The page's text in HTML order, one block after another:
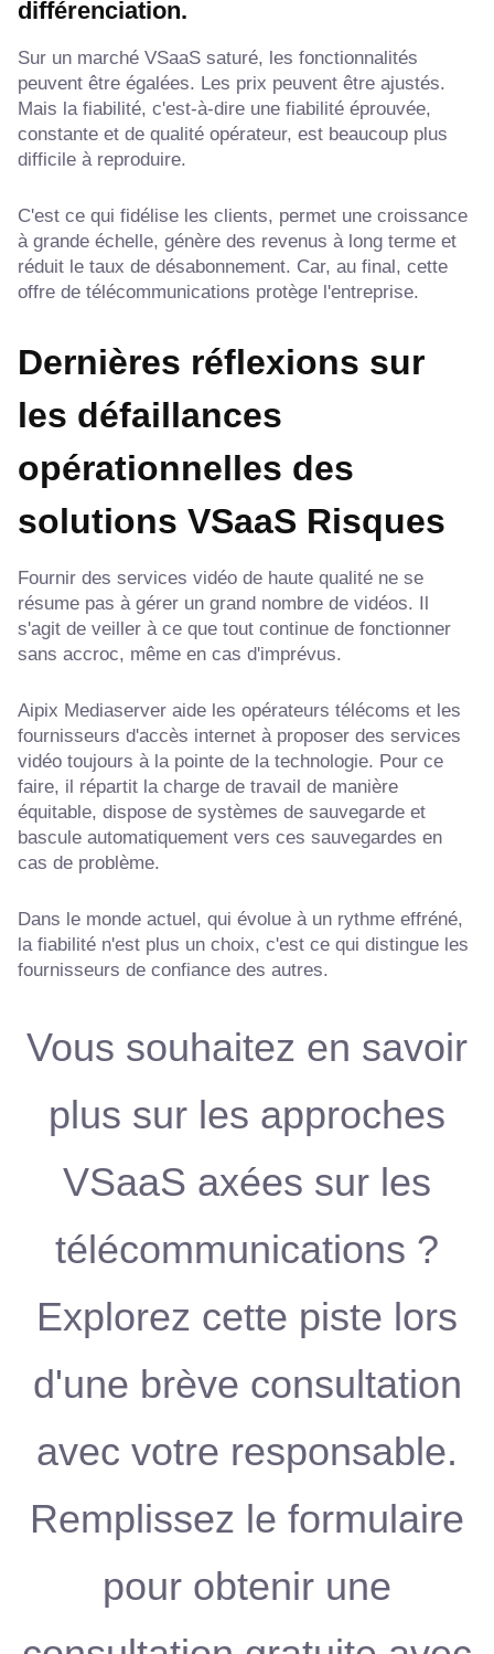
différenciation.
Sur un marché VSaaS saturé, les fonctionnalités
peuvent être égalées. Les prix peuvent être ajustés.
Mais la fiabilité, c'est-à-dire une fiabilité éprouvée,
constante et de qualité opérateur, est beaucoup plus
difficile à reproduire.
C'est ce qui fidélise les clients, permet une croissance
à grande échelle, génère des revenus à long terme et
réduit le taux de désabonnement. Car, au final, cette
offre de télécommunications protège l'entreprise.
Dernières réflexions sur
les défaillances
opérationnelles des
solutions VSaaS Risques
Fournir des services vidéo de haute qualité ne se
résume pas à gérer un grand nombre de vidéos. Il
s'agit de veiller à ce que tout continue de fonctionner
sans accroc, même en cas d'imprévus.
Aipix Mediaserver aide les opérateurs télécoms et les
fournisseurs d'accès internet à proposer des services
vidéo toujours à la pointe de la technologie. Pour ce
faire, il répartit la charge de travail de manière
équitable, dispose de systèmes de sauvegarde et
bascule automatiquement vers ces sauvegardes en
cas de problème.
Dans le monde actuel, qui évolue à un rythme effréné,
la fiabilité n'est plus un choix, c'est ce qui distingue les
fournisseurs de confiance des autres.
Vous souhaitez en savoir
plus sur les approches
VSaaS axées sur les
télécommunications ?
Explorez cette piste lors
d'une brève consultation
avec votre responsable.
Remplissez le formulaire
pour obtenir une